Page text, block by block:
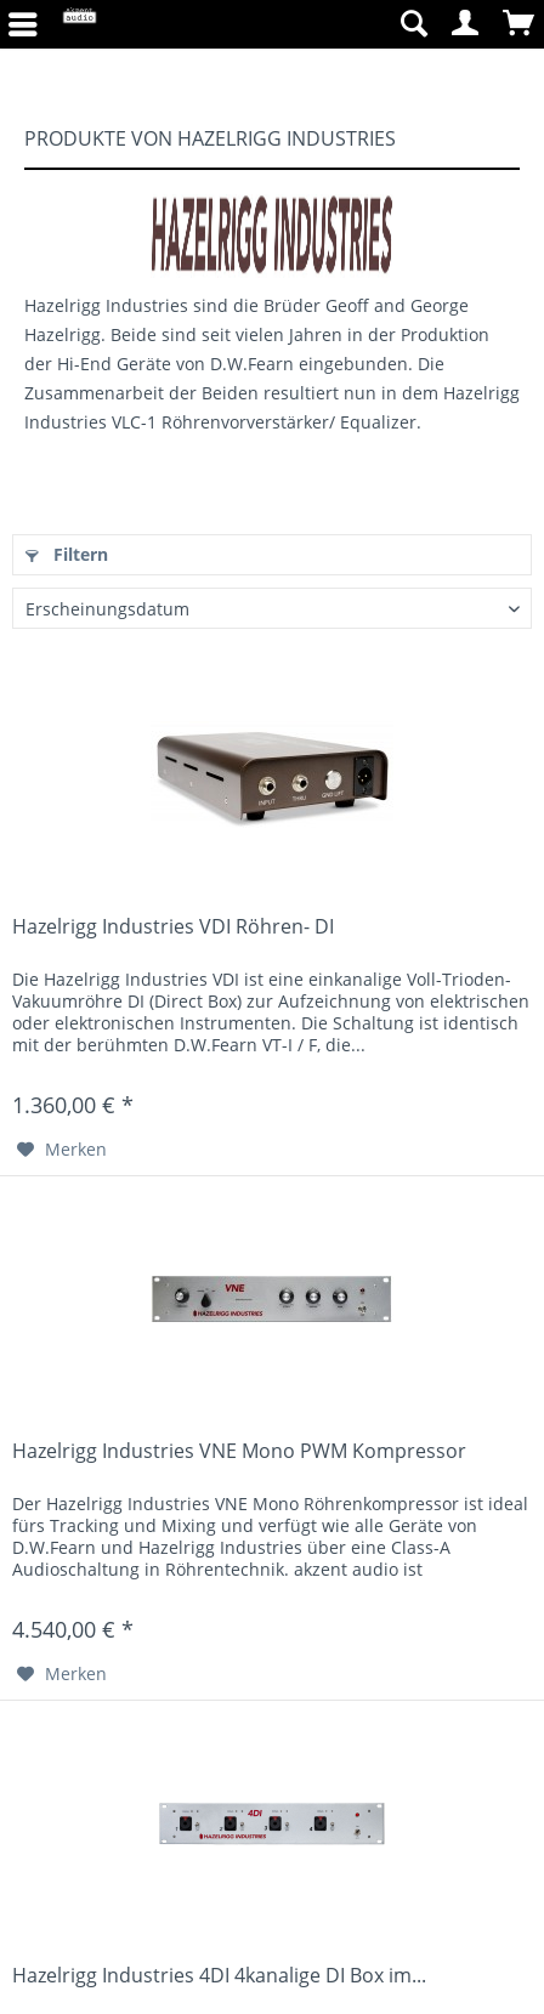
PRODUKTE VON HAZELRIGG INDUSTRIES
Hazelrigg Industries sind die Brüder Geoff and George
Hazelrigg. Beide sind seit vielen Jahren in der Produktion
der Hi-End Geräte von D.W.Fearn eingebunden. Die
Zusammenarbeit der Beiden resultiert nun in dem Hazelrigg
Industries VLC-1 Röhrenvorverstärker/ Equalizer.
Filtern
Hazelrigg Industries VDI Röhren- DI
Die Hazelrigg Industries VDI ist eine einkanalige Voll-Trioden-
Vakuumröhre DI (Direct Box) zur Aufzeichnung von elektrischen
oder elektronischen Instrumenten. Die Schaltung ist identisch
mit der berühmten D.W.Fearn VT-I / F, die...
1.360,00 € *
Merken
Hazelrigg Industries VNE Mono PWM Kompressor
Der Hazelrigg Industries VNE Mono Röhrenkompressor ist ideal
fürs Tracking und Mixing und verfügt wie alle Geräte von
D.W.Fearn und Hazelrigg Industries über eine Class-A
Audioschaltung in Röhrentechnik. akzent audio ist
4.540,00 € *
Merken
Hazelrigg Industries 4DI 4kanalige DI Box im...